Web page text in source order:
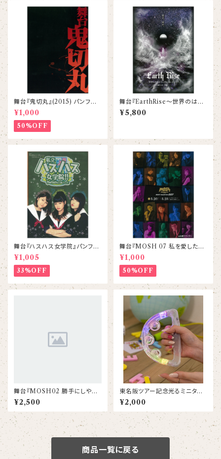
舞台『鬼切丸』(2015) パンフレッ
ト
¥1,000
50%OFF
舞台『EarthRise〜世界のはじ
まりに君に逢いにいく〜』DVD
¥5,800
舞台『ハスハス女学院』パンフレ
ット
¥1,005
33%OFF
舞台『MOSH 07 私を愛したス
パイ』パンフレット
¥1,000
50%OFF
舞台『MOSH02 勝手にしやが
れ』DVD
¥2,500
東名阪ツアー記念光るミニタン
バリン（YUMEADOロゴ入り）
¥2,000
商品一覧に戻る